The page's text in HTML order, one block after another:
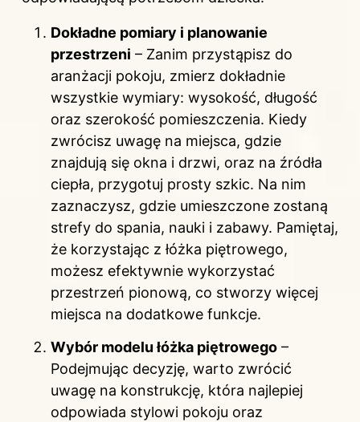
Dokładne pomiary i planowanie
przestrzeni – Zanim przystąpisz do
aranżacji pokoju, zmierz dokładnie
wszystkie wymiary: wysokość, długość
oraz szerokość pomieszczenia. Kiedy
zwrócisz uwagę na miejsca, gdzie
znajdują się okna i drzwi, oraz na źródła
ciepła, przygotuj prosty szkic. Na nim
zaznaczysz, gdzie umieszczone zostaną
strefy do spania, nauki i zabawy. Pamiętaj,
że korzystając z łóżka piętrowego,
możesz efektywnie wykorzystać
przestrzeń pionową, co stworzy więcej
miejsca na dodatkowe funkcje.
Wybór modelu łóżka piętrowego –
Podejmując decyzję, warto zwrócić
uwagę na konstrukcję, która najlepiej
odpowiada stylowi pokoju oraz